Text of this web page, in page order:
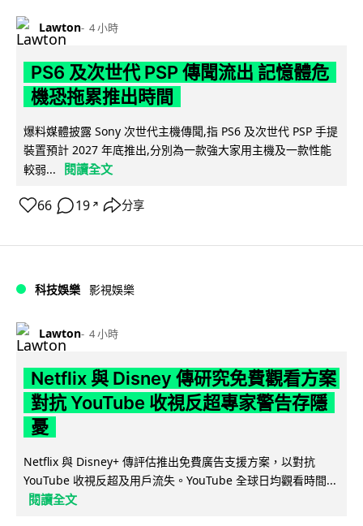
Lawton 4 小時
PS6 及次世代 PSP 傳聞流出 記憶體危
機恐拖累推出時間
爆料媒體披露 Sony 次世代主機傳聞,指 PS6 及次世代 PSP 手提
裝置預計 2027 年底推出,分別為一款強大家用主機及一款性能
較弱...
閱讀全文
66 19 ↗ 分享
科技娛樂 影視娛樂
Lawton 4 小時
Netflix 與 Disney 傳研究免費觀看方案
對抗 YouTube 收視反超專家警告存隱
憂
Netflix 與 Disney+ 傳評估推出免費廣告支援方案，以對抗
YouTube 收視反超及用戶流失。YouTube 全球日均觀看時間...
閱讀全文